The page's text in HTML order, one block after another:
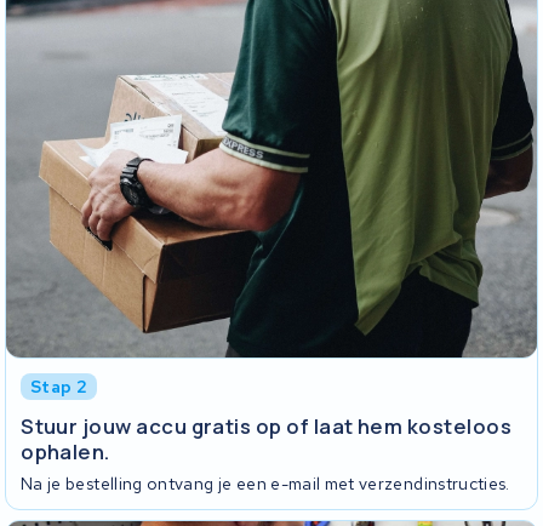
Stap 2
Stuur jouw accu gratis op of laat hem kosteloos
ophalen.
Na je bestelling ontvang je een e-mail met verzendinstructies.